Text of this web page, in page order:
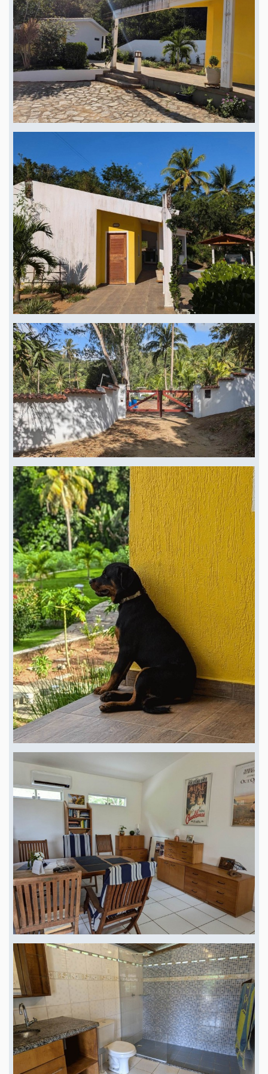
kümmert sich um praktisch alle Wartungs- und Bauarbeiten auf der Finca.
Für die Interaktion mit den Behörden, Steuererklärung etc. kann ich einen
jungen Rechtsanwalt empfehlen, der mir schon oft geholfen hat und gut
Englisch und ein bisschen Deutsch spricht. Als Kaufpreis stelle ich mir ca.
Euro 200.000 netto, nach Abzug der Nebenkosten, vor. Für den Käufer
fallen die Notar- und Beurkundungskosten sowie die Grunderwerbsteuer
(ITBI, ca. 3%) an. Interessierten kann ich die Übernahme des Hausrates,
einschließlich einer gut ausgestatteten Holz- und Metallwerkstatt mit
Kreissäge, Fräse und Kombi-Hobelmaschine, Schweißgerät, Motorsäge,
Motorsense etc. anbieten. Preis VB.
Lage : Paraiba, Küste BrasilienFinca Residential Meernähe58322-000
Conde, Brasilien, Granja Santa Veronica, Meernähe. Umgeben von sattem
Grün, sehr ruhig und trotzdem verkehrsgünstig gelegen. 30min zum
Flughafen Joao Pessoa, 1:30h zum Flughafen Recife und ca. 10km zum
Strand bei Jacumar, Tabatinga etc.. 4km zur Autobahn (BR101) und 15km
nach Joao Pessoa und dem Strand von Bessa